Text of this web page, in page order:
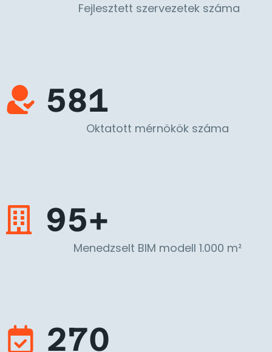
Fejlesztett szervezetek száma
581
Oktatott mérnökök száma
95+
Menedzselt BIM modell 1.000 m²
270